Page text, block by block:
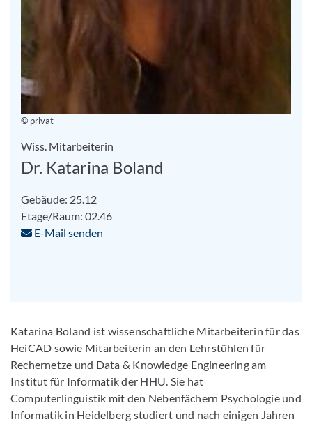
© privat
Wiss. Mitarbeiterin
Dr. Katarina Boland
Gebäude: 25.12
Etage/Raum: 02.46
E-Mail senden
Katarina Boland ist wissenschaftliche Mitarbeiterin für das
HeiCAD sowie Mitarbeiterin an den Lehrstühlen für
Rechernetze und Data & Knowledge Engineering am
Institut für Informatik der HHU. Sie hat
Computerlinguistik mit den Nebenfächern Psychologie und
Informatik in Heidelberg studiert und nach einigen Jahren